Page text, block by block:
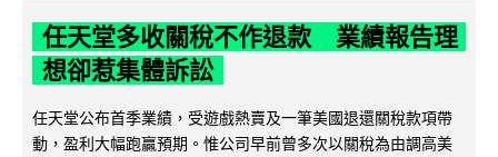
任天堂多收關稅不作退款 業績報告理
想卻惹集體訴訟
任天堂公布首季業績，受遊戲熱賣及一筆美國退還關稅款項帶
動，盈利大幅跑贏預期。惟公司早前曾多次以關稅為由調高美